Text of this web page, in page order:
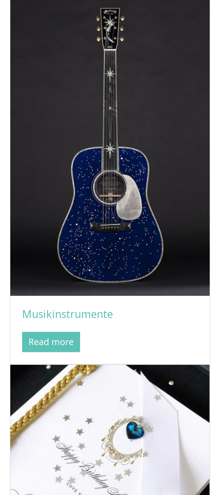
Musikinstrumente
Read more